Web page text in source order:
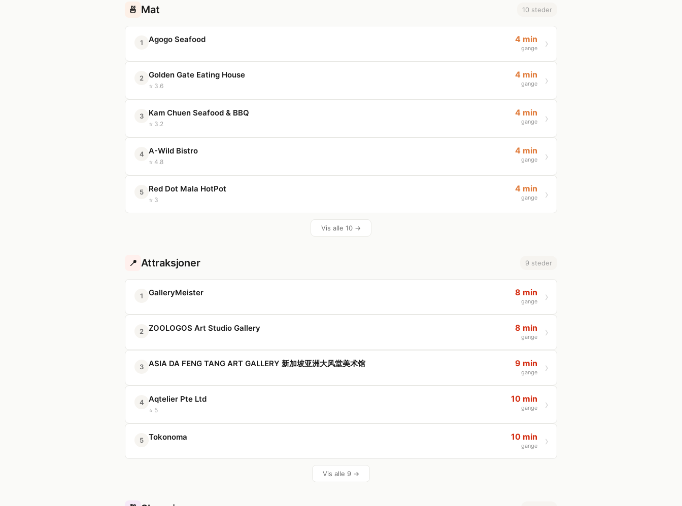
🍜 Mat 10 steder
1 Agogo Seafood 4 min
gange
2 Golden Gate Eating House
⭐ 3.6
4 min
gange
3 Kam Chuen Seafood & BBQ
⭐ 3.2
4 min
gange
4 A-Wild Bistro
⭐ 4.8
4 min
gange
5 Red Dot Mala HotPot
⭐ 3
4 min
gange
Vis alle 10 →
📍 Attraksjoner 9 steder
1 GalleryMeister 8 min
gange
2 ZOOLOGOS Art Studio Gallery 8 min
gange
3 ASIA DA FENG TANG ART GALLERY 新加坡亚洲大风堂美术馆 9 min
gange
4 Aqtelier Pte Ltd
⭐ 5
10 min
gange
5 Tokonoma 10 min
gange
Vis alle 9 →